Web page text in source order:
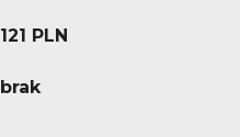
121 PLN
brak